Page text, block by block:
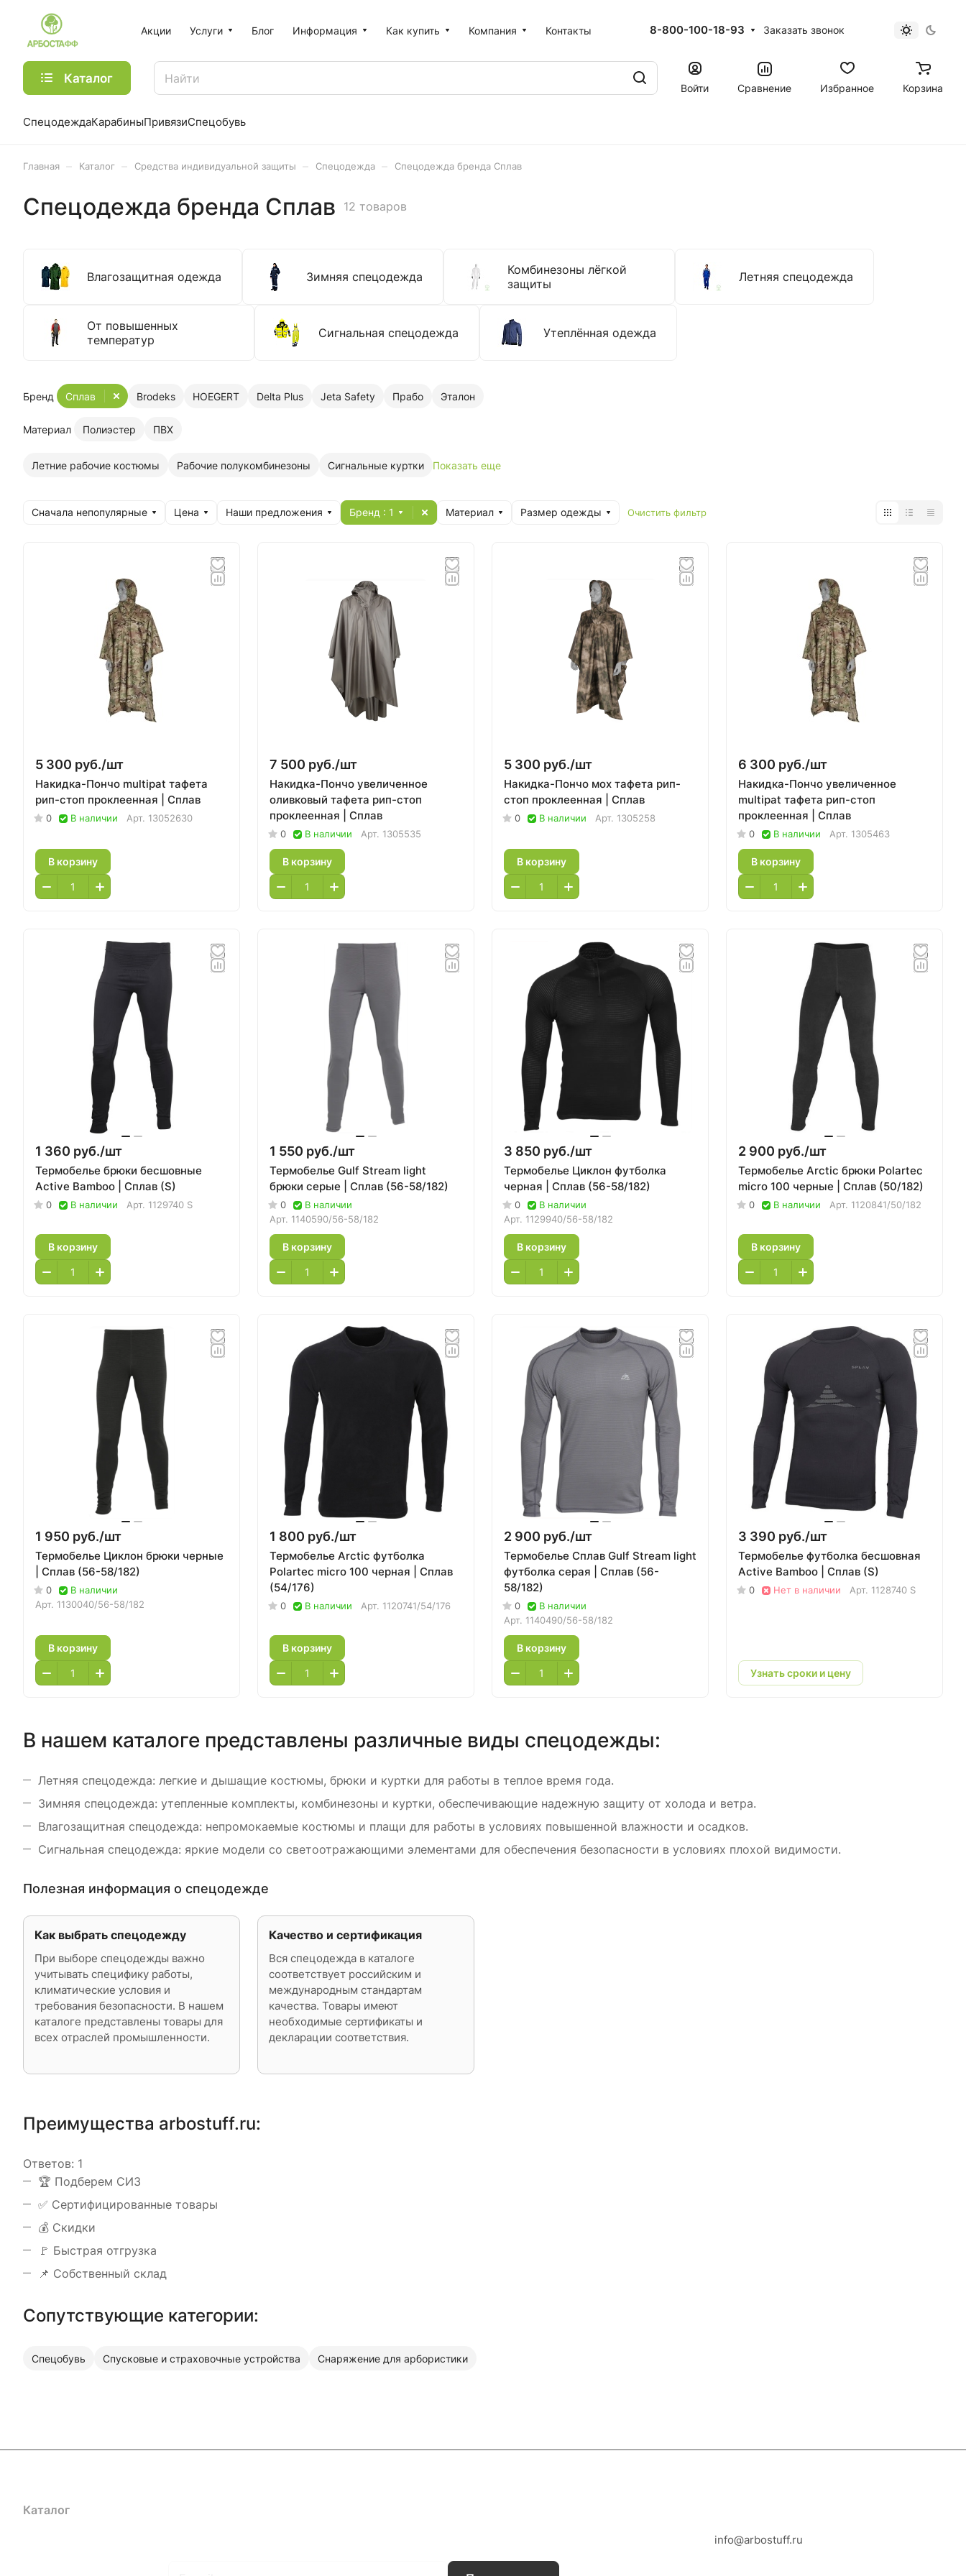
Акции Услуги Блог Информация Как купить Компания Контакты 8-800-100-18-93 Заказать звонок
Каталог
Войти Сравнение Избранное Корзина
СпецодеждаКарабиныПривязиСпецобувь
Главная Каталог Средства индивидуальной защиты Спецодежда Спецодежда бренда Сплав
Спецодежда бренда Сплав 12 товаров
Влагозащитная одежда Зимняя спецодежда
Комбинезоны лёгкой
защиты
Летняя спецодежда
От повышенных
температур
Сигнальная спецодежда Утеплённая одежда
Бренд Brodeks
Сплав HOEGERT Delta Plus Jeta Safety Прабо Эталон
Материал Полиэстер ПВХ
Летние рабочие костюмы Рабочие полукомбинезоны Сигнальные куртки Показать еще
Сначала непопулярные Цена Наши предложения Бренд : 1 Материал Размер одежды Очистить фильтр
5 300 руб./шт
Накидка-Пончо multipat тафета
рип-стоп проклеенная | Сплав
0 В наличии Арт. 13052630
В корзину
7 500 руб./шт
Накидка-Пончо увеличенное
оливковый тафета рип-стоп
проклеенная | Сплав
0 В наличии Арт. 1305535
В корзину
5 300 руб./шт
Накидка-Пончо мох тафета рип-
стоп проклеенная | Сплав
0 В наличии Арт. 1305258
В корзину
6 300 руб./шт
Накидка-Пончо увеличенное
multipat тафета рип-стоп
проклеенная | Сплав
0 В наличии Арт. 1305463
В корзину
1 360 руб./шт
Термобелье брюки бесшовные
Active Bamboo | Сплав (S)
0 В наличии Арт. 1129740 S
В корзину
1 550 руб./шт
Термобелье Gulf Stream light
брюки серые | Сплав (56-58/182)
0
В наличии
Арт. 1140590/56-58/182
В корзину
3 850 руб./шт
Термобелье Циклон футболка
черная | Сплав (56-58/182)
0
В наличии
Арт. 1129940/56-58/182
В корзину
2 900 руб./шт
Термобелье Arctic брюки Polartec
micro 100 черные | Сплав (50/182)
0 В наличии Арт. 1120841/50/182
В корзину
1 950 руб./шт
Термобелье Циклон брюки черные
| Сплав (56-58/182)
0
В наличии
Арт. 1130040/56-58/182
В корзину
1 800 руб./шт
Термобелье Arctic футболка
Polartec micro 100 черная | Сплав
(54/176)
0 В наличии Арт. 1120741/54/176
В корзину
2 900 руб./шт
Термобелье Сплав Gulf Stream light
футболка серая | Сплав (56-
58/182)
0
В наличии
Арт. 1140490/56-58/182
В корзину
3 390 руб./шт
Термобелье футболка бесшовная
Active Bamboo | Сплав (S)
0 Нет в наличии Арт. 1128740 S
Узнать сроки и цену
В нашем каталоге представлены различные виды спецодежды:
Летняя спецодежда: легкие и дышащие костюмы, брюки и куртки для работы в теплое время года.
Зимняя спецодежда: утепленные комплекты, комбинезоны и куртки, обеспечивающие надежную защиту от холода и ветра.
Влагозащитная спецодежда: непромокаемые костюмы и плащи для работы в условиях повышенной влажности и осадков.
Сигнальная спецодежда: яркие модели со светоотражающими элементами для обеспечения безопасности в условиях плохой видимости.
Полезная информация о спецодежде
Как выбрать спецодежду
При выборе спецодежды важно
учитывать специфику работы,
климатические условия и
требования безопасности. В нашем
каталоге представлены товары для
всех отраслей промышленности.
Качество и сертификация
Вся спецодежда в каталоге
соответствует российским и
международным стандартам
качества. Товары имеют
необходимые сертификаты и
декларации соответствия.
Преимущества arbostuff.ru:
Ответов: 1
️🏆 Подберем СИЗ
✅ Сертифицированные товары
💰 Скидки
🚩 Быстрая отгрузка
📌 Собственный склад
Сопутствующие категории:
Спецобувь Спусковые и страховочные устройства Снаряжение для арбористики
Каталог
info@arbostuff.ru